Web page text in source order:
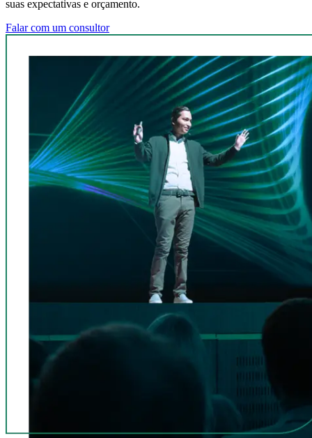
suas expectativas e orçamento.
Falar com um consultor